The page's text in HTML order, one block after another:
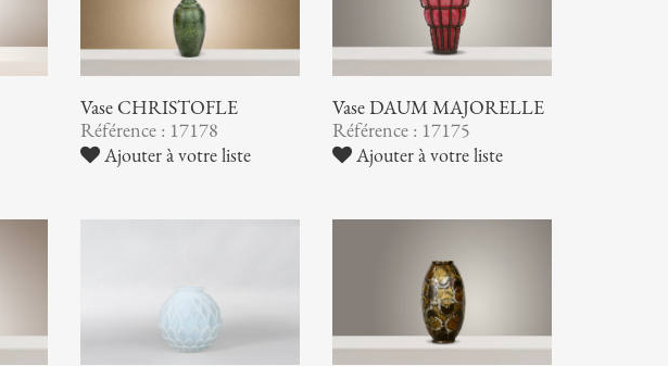
Vase CHRISTOFLE
Référence : 17178
Ajouter à votre liste
Vase DAUM MAJORELLE
Référence : 17175
Ajouter à votre liste